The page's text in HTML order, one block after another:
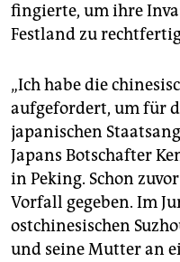
fingierte, um ihre
Festland zu
„Ich habe die
aufgefordert, um für
japanischen
Japans Botschafter
in Peking. Schon
Vorfall gegeben. Im
ostchinesischen
und seine Mutter an